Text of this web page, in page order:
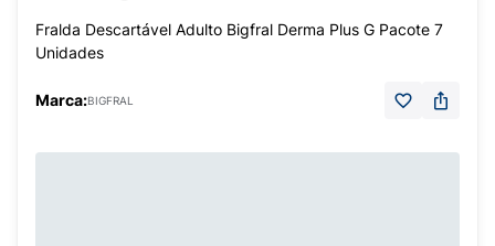
Fralda Descartável Adulto Bigfral Derma Plus G Pacote 7
Unidades
Marca:BIGFRAL